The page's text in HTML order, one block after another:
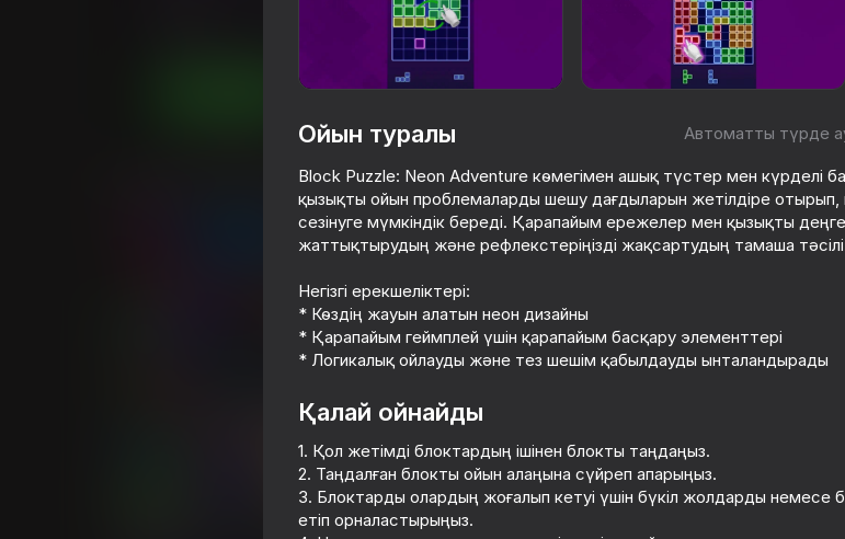
Ойыншыларды бағалау
Казуалдық HC Games Studio
60
Agartime Block Blast Master
Тапай Стрелки: Новые
78
Wood Block Classic
77
Ойын туралы Автоматты түрде
Block Puzzle: Neon Adventure көмегімен ашық түстер мен күрделі
қызықты ойын проблемаларды шешу дағдыларын жетілдіре отырып,
сезінуге мүмкіндік береді. Қарапайым ережелер мен қызықты
жаттықтырудың және рефлекстеріңізді жақсартудың тамаша
Негізгі ерекшеліктері:
* Көздің жауын алатын неон дизайны
* Қарапайым геймплей үшін қарапайым басқару элементтері
* Логикалық ойлауды және тез шешім қабылдауды ынталандырады
Қалай ойнайды
1. Қол жетімді блоктардың ішінен блокты таңдаңыз.
2. Таңдалған блокты ойын алаңына сүйреп апарыңыз.
3. Блоктарды олардың жоғалып кетуі үшін бүкіл жолдарды немесе
етіп орналастырыңыз.